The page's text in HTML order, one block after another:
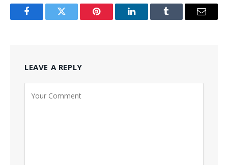
FacebookTwitter Pinterest LinkedInTumblr Email
LEAVE A REPLY